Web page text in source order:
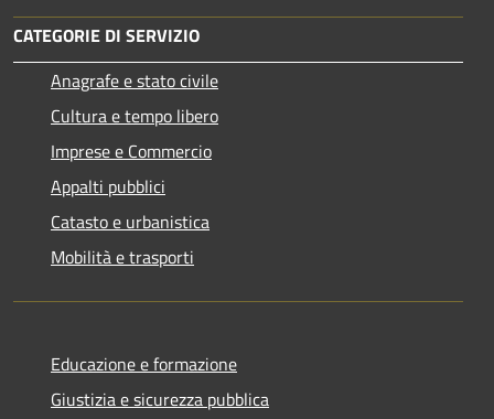
CATEGORIE DI SERVIZIO
Anagrafe e stato civile
Cultura e tempo libero
Imprese e Commercio
Appalti pubblici
Catasto e urbanistica
Mobilità e trasporti
Educazione e formazione
Giustizia e sicurezza pubblica